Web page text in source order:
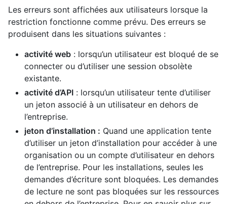
Les erreurs sont affichées aux utilisateurs lorsque la
restriction fonctionne comme prévu. Des erreurs se
produisent dans les situations suivantes :
activité web : lorsqu’un utilisateur est bloqué de se
connecter ou d’utiliser une session obsolète
existante.
activité d’API : lorsqu’un utilisateur tente d’utiliser
un jeton associé à un utilisateur en dehors de
l’entreprise.
jeton d’installation : Quand une application tente
d’utiliser un jeton d’installation pour accéder à une
organisation ou un compte d’utilisateur en dehors
de l’entreprise. Pour les installations, seules les
demandes d’écriture sont bloquées. Les demandes
de lecture ne sont pas bloquées sur les ressources